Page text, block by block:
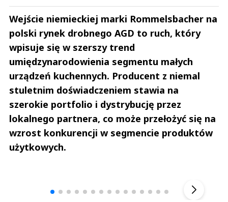
Wejście niemieckiej marki Rommelsbacher na
polski rynek drobnego AGD to ruch, który
wpisuje się w szerszy trend
umiędzynarodowienia segmentu małych
urządzeń kuchennych. Producent z niemal
stuletnim doświadczeniem stawia na
szerokie portfolio i dystrybucję przez
lokalnego partnera, co może przełożyć się na
wzrost konkurencji w segmencie produktów
użytkowych.